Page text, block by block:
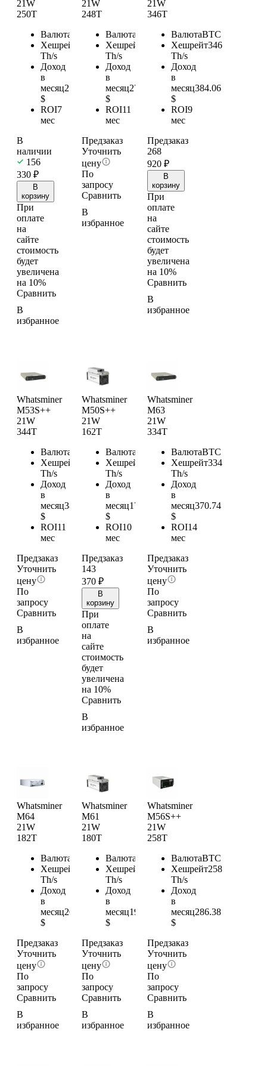
21W
250T
Валюта
Хешрейт
Th/s
Доход
в
месяц277.5
$
ROI7
мес
В
наличии
156
330 ₽
В
корзину
При
оплате
на
сайте
стоимость
будет
увеличена
на 10%
Сравнить
В
избранное
21W
248T
Валюта
Хешрейт
Th/s
Доход
в
месяц275.28
$
ROI11
мес
Предзаказ
Уточнить
цену
По
запросу
Сравнить
В
избранное
21W
346T
ВалютаBTC
Хешрейт346
Th/s
Доход
в
месяц384.06
$
ROI9
мес
Предзаказ
268
920 ₽
В
корзину
При
оплате
на
сайте
стоимость
будет
увеличена
на 10%
Сравнить
В
избранное
Whatsminer
M53S++
21W
344T
Валюта
Хешрейт
Th/s
Доход
в
месяц381.84
$
ROI11
мес
Предзаказ
Уточнить
цену
По
запросу
Сравнить
В
избранное
Whatsminer
M50S++
21W
162T
Валюта
Хешрейт
Th/s
Доход
в
месяц179.82
$
ROI10
мес
Предзаказ
143
370₽
В
корзину
При
оплате
на
сайте
стоимость
будет
увеличена
на 10%
Сравнить
В
избранное
Whatsminer
M63
21W
334T
ВалютаBTC
Хешрейт334
Th/s
Доход
в
месяц370.74
$
ROI14
мес
Предзаказ
Уточнить
цену
По
запросу
Сравнить
В
избранное
Whatsminer
M64
21W
182T
Валюта
Хешрейт
Th/s
Доход
в
месяц202.02
$
Предзаказ
Уточнить
цену
По
запросу
Сравнить
В
избранное
Whatsminer
M61
21W
180T
Валюта
Хешрейт
Th/s
Доход
в
месяц199.8
$
Предзаказ
Уточнить
цену
По
запросу
Сравнить
В
избранное
Whatsminer
M56S++
21W
258T
ВалютаBTC
Хешрейт258
Th/s
Доход
в
месяц286.38
$
Предзаказ
Уточнить
цену
По
запросу
Сравнить
В
избранное